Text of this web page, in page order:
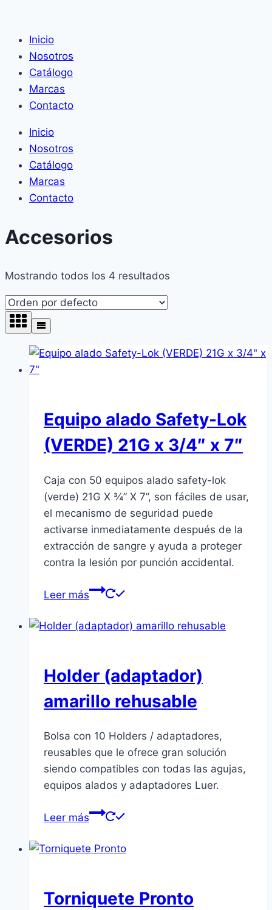
Inicio
Nosotros
Catálogo
Marcas
Contacto
Inicio
Nosotros
Catálogo
Marcas
Contacto
Accesorios
Mostrando todos los 4 resultados
Equipo alado Safety-Lok
(VERDE) 21G x 3/4″ x 7″
Caja con 50 equipos alado safety-lok
(verde) 21G X ¾” X 7”, son fáciles de usar,
el mecanismo de seguridad puede
activarse inmediatamente después de la
extracción de sangre y ayuda a proteger
contra la lesión por punción accidental.
Leer más
Holder (adaptador)
amarillo rehusable
Bolsa con 10 Holders / adaptadores,
reusables que le ofrece gran solución
siendo compatibles con todas las agujas,
equipos alados y adaptadores Luer.
Leer más
Torniquete Pronto